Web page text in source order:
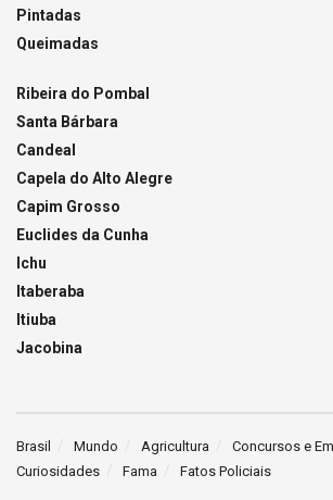
Pintadas
Queimadas
Ribeira do Pombal
Santa Bárbara
Candeal
Capela do Alto Alegre
Capim Grosso
Euclides da Cunha
Ichu
Itaberaba
Itiuba
Jacobina
Brasil Mundo Agricultura
Concursos e
Curiosidades
Fama Fatos Policiais